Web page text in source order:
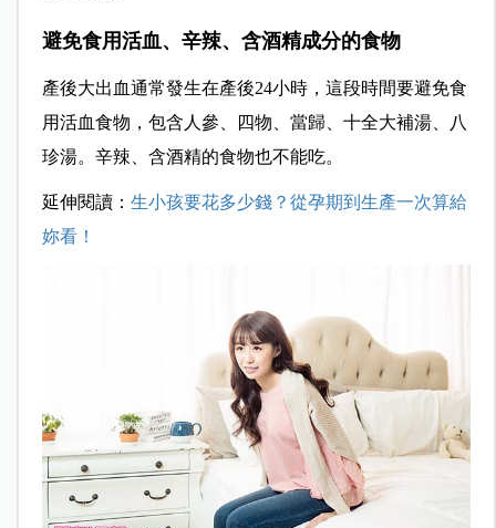
避免食用活血、辛辣、含酒精成分的食物
產後大出血通常發生在產後24小時，這段時間要避免食
用活血食物，包含人參、四物、當歸、十全大補湯、八
珍湯。辛辣、含酒精的食物也不能吃。
延伸閱讀： 生小孩要花多少錢？從孕期到生產一次算給
妳看！